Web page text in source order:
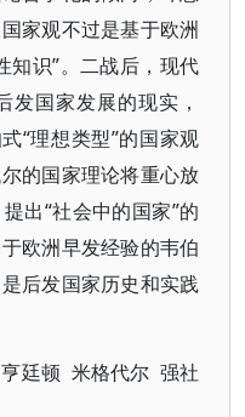
家观不过是基于欧洲
知识”。二战后，现代
国家发展的现实，
“理想类型”的国家观
的国家理论将重心放
出“社会中的国家”的
欧洲早发经验的韦伯
后发国家历史和实践
廷顿 米格代尔 强社